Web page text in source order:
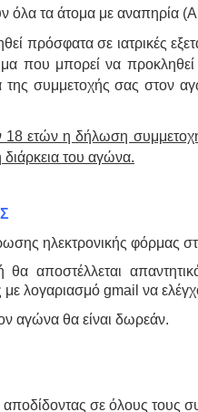
όλα τα άτομα με αναπηρία
πρόσφατα σε ιατρικές
που μπορεί να
της συμμετοχής σας
18 ετών η δήλωση
του αγώνα.
ηλεκτρονικής φόρμας
αποστέλλεται
με λογαριασμό gmail να
αγώνα θα είναι δωρεάν.
αποδίδοντας σε όλους τους